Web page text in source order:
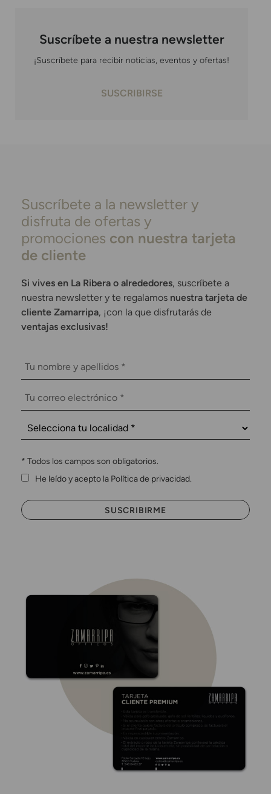
Suscríbete a nuestra newsletter
¡Suscríbete para recibir noticias, eventos y ofertas!
SUSCRIBIRSE
Suscríbete a la newsletter y
disfruta de ofertas y
promociones con nuestra tarjeta
de cliente
Si vives en La Ribera o alrededores, suscríbete a
nuestra newsletter y te regalamos nuestra tarjeta de
cliente Zamarripa, ¡con la que disfrutarás de
ventajas exclusivas!
* Todos los campos son obligatorios.
He leído y acepto la Política de privacidad.